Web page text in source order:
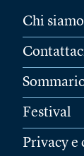
Chi siamo
Festival
Privacy e